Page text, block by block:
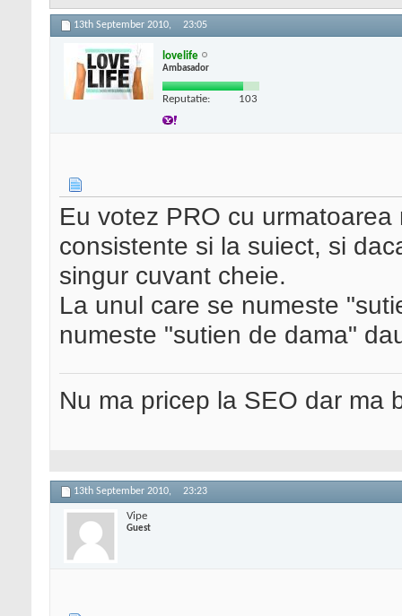
13th September 2010, 23:05
lovelife
Ambasador
Reputatie: 103
Eu votez PRO cu
consistente si la suiect, si
singur cuvant cheie.
La unul care se numeste
numeste "sutien de dama"
Nu ma pricep la SEO dar ma
13th September 2010, 23:23
Vipe
Guest